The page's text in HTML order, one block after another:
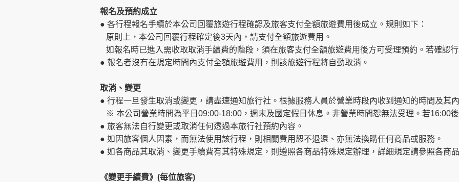
報名及預約成立
● 各行程報名手續於本公司回覆旅遊行程確認及旅客支付全額旅遊費用後成立。規則如下：
原則上，本公司回覆行程確定後3天內，請支付全額旅遊費用。
如報名時已進入需收取取消手續費的階段，須在旅客支付全額旅遊費用後方可受理預約。若確認
● 報名者沒有在規定時間內支付全額旅遊費用，則該旅遊行程將自動取消。
取消、變更
● 行程一旦發生取消或變更，請盡速通知旅行社。根據服務人員於營業時段內收到通知的時間及其
※ 本公司營業時間為平日09:00-18:00，週末及國定假日休息。非營業時間恕無法受理。若16:00
● 旅客無法自行變更或取消任何透過本旅行社預約內容。
● 如因旅客個人因素，而無法使用該行程，則相關費用恕不退還、亦無法換購任何商品或服務。
● 如各商品其取消、變更手續費有其特殊規定，則遵照各商品特殊規定辦理，詳細規定請參照各商
《變更手續費》(每位旅客)